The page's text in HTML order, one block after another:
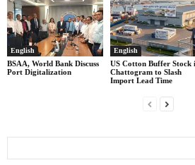
English
BSAA, World Bank Discuss
Port Digitalization
English
US Cotton Buffer Stock
Chattogram to Slash
Import Lead Time